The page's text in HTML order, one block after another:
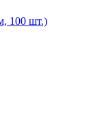
100 шт.)